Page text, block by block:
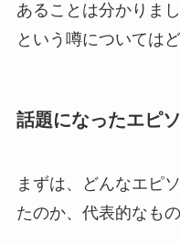
あることは分かりま
という噂については
話題になったエピ
まずは、どんなエピ
たのか、代表的なも